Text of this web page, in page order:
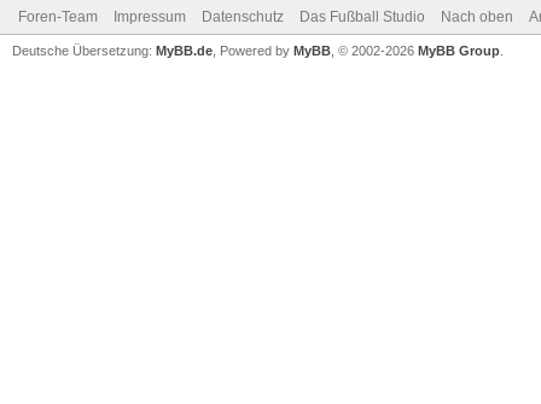
Foren-Team Impressum Datenschutz Das Fußball Studio Nach oben
Deutsche Übersetzung: MyBB.de , Powered by MyBB , © 2002-2026 MyBB Group